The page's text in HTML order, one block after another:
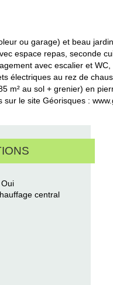
ou garage) et beau
espace repas, seconde
avec escalier et
électriques au rez de
m² au sol + grenier) en
le site Géorisques :
Oui
central